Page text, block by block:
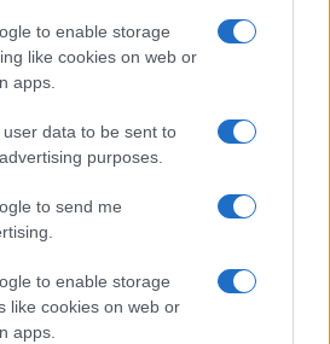
to enable storage
like cookies on web or
apps.
data to be sent to
purposes.
to send me
to enable storage
like cookies on web or
apps.